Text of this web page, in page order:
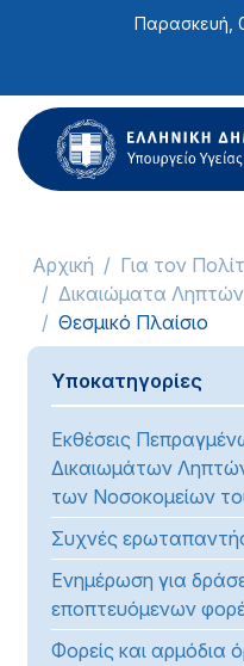
ιστότοπος
περιλαμβάνει
ένα
σύστημα
Παρασκευή,
Αρχική
Για τον
Δικαιώματα
Θεσμικό Πλαίσιο
Υποκατηγορίες
Εκθέσεις
Δικαιωμάτων
των Νοσοκομείων
Συχνές
Ενημέρωση για
εποπτευόμενων
Φορείς και αρμόδια